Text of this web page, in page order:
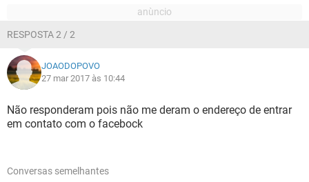
RESPOSTA 2 / 2
JOAODOPOVO
27 mar 2017 às 10:44
Não responderam pois não me deram o endereço de entrar
em contato com o facebock
Conversas semelhantes